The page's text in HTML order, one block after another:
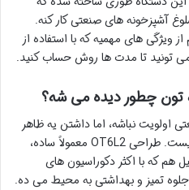
آشپزخونه های صنعتی کار کنه.
ویژگی های مهمیه که با استفاده از
تونید تا مدت ها روش حساب کنید.
تون چطور دیده می شه؟
اولویت نباشه، اما داشتن یه ظاهر
شیک و حرفه ای هم خالی از لطف نیست. طراحی OT6L2 معمولاً ساده،
هم که با اکثر دکوراسیون های
تمیز و بهداشتی به محیط می ده.